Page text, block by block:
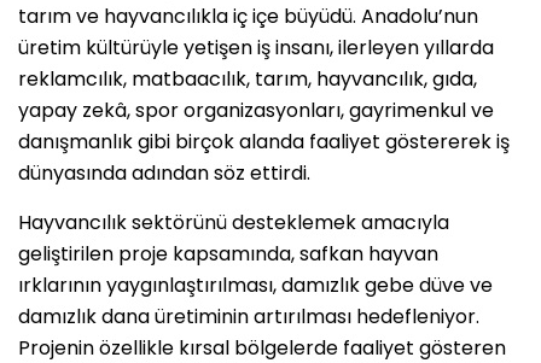
tarım ve hayvancılıkla iç içe büyüdü. Anadolu’nun
üretim kültürüyle yetişen iş insanı, ilerleyen yıllarda
reklamcılık, matbaacılık, tarım, hayvancılık, gıda,
yapay zekâ, spor organizasyonları, gayrimenkul ve
danışmanlık gibi birçok alanda faaliyet göstererek iş
dünyasında adından söz ettirdi.
Hayvancılık sektörünü desteklemek amacıyla
geliştirilen proje kapsamında, safkan hayvan
ırklarının yaygınlaştırılması, damızlık gebe düve ve
damızlık dana üretiminin artırılması hedefleniyor.
Projenin özellikle kırsal bölgelerde faaliyet gösteren